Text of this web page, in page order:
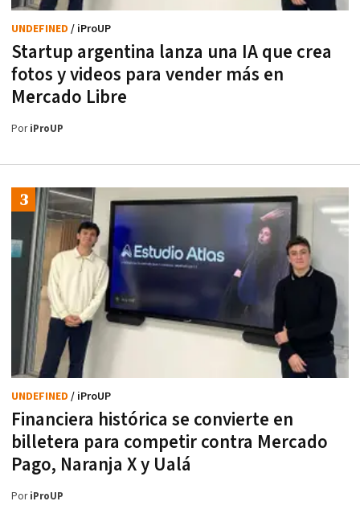
Startup argentina lanza una IA que crea
fotos y videos para vender más en
Mercado Libre
UNDEFINED / iProUP
PoriProUP
Financiera histórica se convierte en
billetera para competir contra Mercado
Pago, Naranja X y Ualá
UNDEFINED / iProUP
PoriProUP